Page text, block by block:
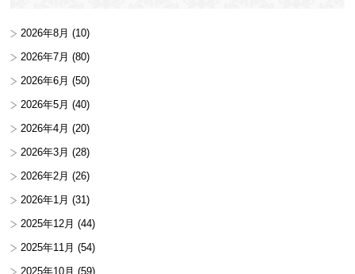
2026年8月 (10)
2026年7月 (80)
2026年6月 (50)
2026年5月 (40)
2026年4月 (20)
2026年3月 (28)
2026年2月 (26)
2026年1月 (31)
2025年12月 (44)
2025年11月 (54)
2025年10月 (59)